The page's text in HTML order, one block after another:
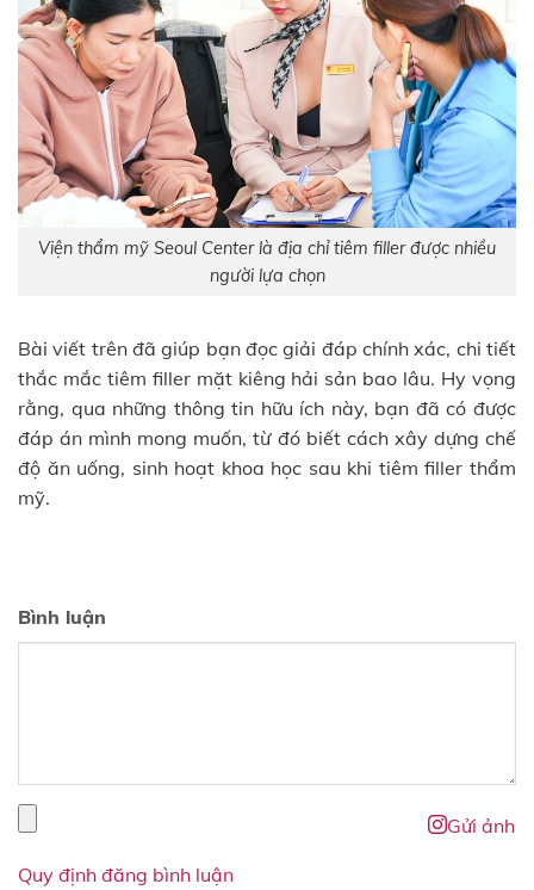
Viện thẩm mỹ Seoul Center là địa chỉ tiêm filler được nhiều
người lựa chọn
Bài viết trên đã giúp bạn đọc giải đáp chính xác, chi tiết
thắc mắc tiêm filler mặt kiêng hải sản bao lâu. Hy vọng
rằng, qua những thông tin hữu ích này, bạn đã có được
đáp án mình mong muốn, từ đó biết cách xây dựng chế
độ ăn uống, sinh hoạt khoa học sau khi tiêm filler thẩm
mỹ.
Bình luận
Gửi ảnh
Quy định đăng bình luận